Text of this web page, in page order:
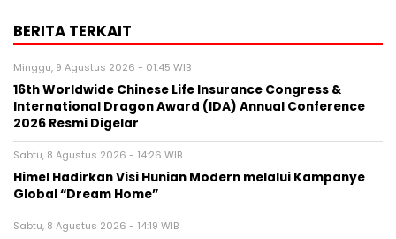
BERITA TERKAIT
Minggu, 9 Agustus 2026 - 01:45 WIB
16th Worldwide Chinese Life Insurance Congress &
International Dragon Award (IDA) Annual Conference
2026 Resmi Digelar
Sabtu, 8 Agustus 2026 - 14:26 WIB
Himel Hadirkan Visi Hunian Modern melalui Kampanye
Global “Dream Home”
Sabtu, 8 Agustus 2026 - 14:19 WIB